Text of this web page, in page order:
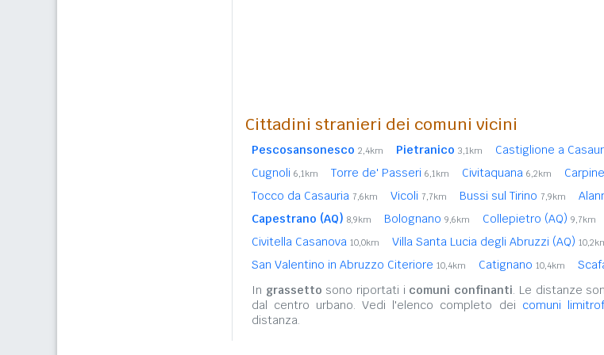
Cittadini stranieri dei comuni vicini
Pescosansonesco 2,4km Pietranico 3,1km Castiglione a
Cugnoli 6,1km Torre de' Passeri 6,1km Civitaquana 6,2km
Tocco da Casauria 7,6km Vicoli 7,7km Bussi sul Tirino 7,9km
Capestrano (AQ) 8,9km Bolognano 9,6km Collepietro (AQ) 9,7km
Civitella Casanova 10,0km Villa Santa Lucia degli Abruzzi (AQ)
San Valentino in Abruzzo Citeriore 10,4km Catignano 10,4km
In grassetto sono riportati i comuni confinanti. Le distanze
dal centro urbano. Vedi l'elenco completo dei comuni
distanza.